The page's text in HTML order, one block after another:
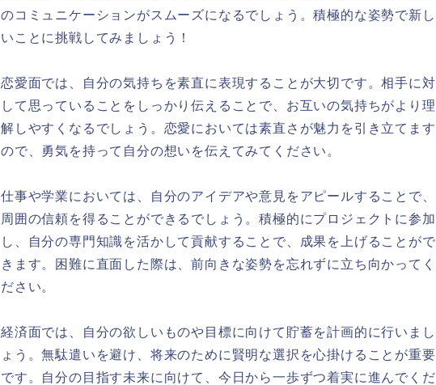
のコミュニケーションがスムーズになるでしょう。積極的な姿勢で新し
いことに挑戦してみましょう！
恋愛面では、自分の気持ちを素直に表現することが大切です。相手に対
して思っていることをしっかり伝えることで、お互いの気持ちがより理
解しやすくなるでしょう。恋愛においては素直さが魅力を引き立てます
ので、勇気を持って自分の想いを伝えてみてください。
仕事や学業においては、自分のアイデアや意見をアピールすることで、
周囲の信頼を得ることができるでしょう。積極的にプロジェクトに参加
し、自分の専門知識を活かして貢献することで、成果を上げることがで
きます。困難に直面した際は、前向きな姿勢を忘れずに立ち向かってく
ださい。
経済面では、自分の欲しいものや目標に向けて貯蓄を計画的に行いまし
ょう。無駄遣いを避け、将来のために賢明な選択を心掛けることが重要
です。自分の目指す未来に向けて、今日から一歩ずつ着実に進んでくだ